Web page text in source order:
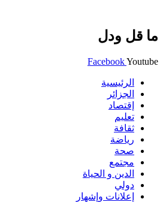
ما قل ودل
FacebookYoutube
الرئيسية
الجزائر
إقتصاد
تعليم
ثقافة
رياضة
صحة
مجتمع
الدين و الحياة
دولي
إعلانات وإشهار